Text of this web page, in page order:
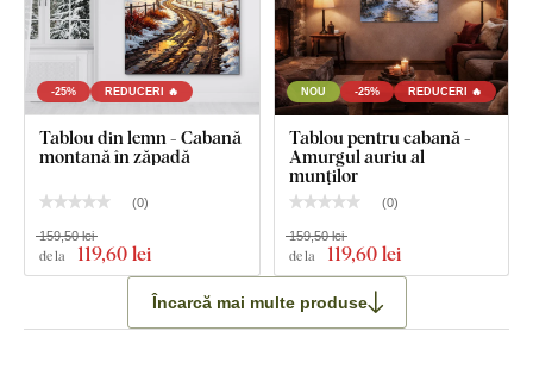
Dimensiunea de 67x45 cm și 100x67 cm: Tabloul are 2
cârlige.
Dimensiunea de 136x90 cm: Tabloul are 2 cârlige pe
fiecare piesă (2x2=4 cârlige împreună).
Ce este inclus în pachet?
Tablou abstract cu pădure - Ceață peste peisaj
Cârlig(e) montat(e) în prealabil pe partea din spate a
-25% REDUCERI 🔥
Tablou din lemn - Cabană
montană în zăpadă
(0)
de la 119,60 lei
159,50 lei
NOU -25% REDUCERI 🔥
Tablou pentru cabană -
Amurgul auriu al
munților
(0)
de la 119,60 lei
159,50 lei
Încarcă mai multe produse